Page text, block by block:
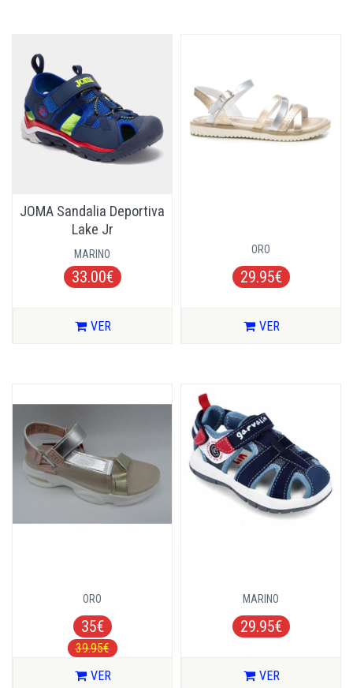
JOMA Sandalia Deportiva
Lake Jr
MARINO
33.00€
VER
ORO
29.95€
VER
ORO
35€
39.95€
VER
MARINO
29.95€
VER